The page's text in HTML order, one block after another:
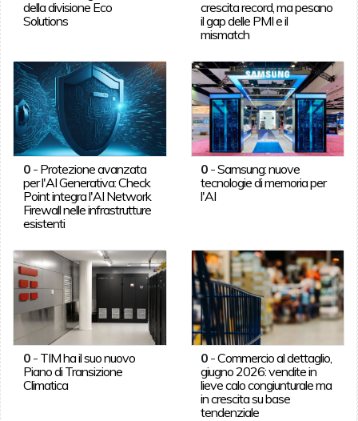
della divisione Eco
Solutions
crescita record, ma pesano
il gap delle PMI e il
mismatch
0- Protezione avanzata
per l'AI Generativa: Check
Point integra l'AI Network
Firewall nelle infrastrutture
esistenti
0 -Samsung: nuove
tecnologie di memoria per
l'AI
0- TIM ha il suo nuovo
Piano di Transizione
Climatica
0 -Commercio al dettaglio,
giugno 2026: vendite in
lieve calo congiunturale ma
in crescita su base
tendenziale